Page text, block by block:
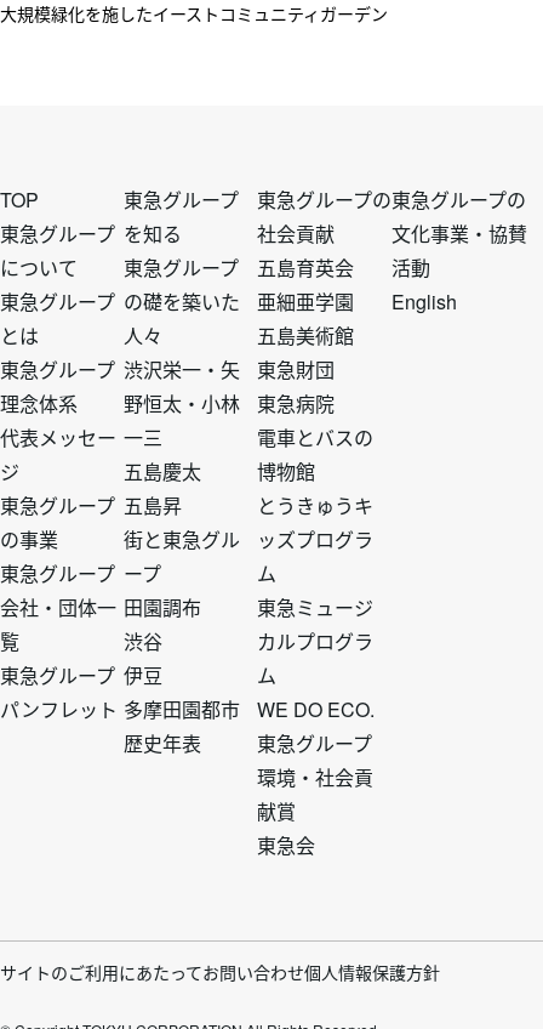
大規模緑化を施したイーストコミュニティガーデン
フ
ッ
タ
ー
ト
ッ
プ
1
TOP
東急グループ
について
東急グループ
とは
東急グループ
理念体系
代表メッセー
ジ
東急グループ
の事業
東急グループ
会社・団体一
覧
東急グループ
パンフレット
フ
ッ
タ
ー
ト
ッ
プ
2
東急グループ
を知る
東急グループ
の礎を築いた
人々
渋沢栄一・矢
野恒太・小林
一三
五島慶太
五島昇
街と東急グル
ープ
田園調布
渋谷
伊豆
多摩田園都市
歴史年表
フ
ッ
タ
ー
ト
ッ
プ
3
東急グループの
社会貢献
五島育英会
亜細亜学園
五島美術館
東急財団
東急病院
電車とバスの
博物館
とうきゅうキ
ッズプログラ
ム
東急ミュージ
カルプログラ
ム
WE DO ECO.
東急グループ
環境・社会貢
献賞
東急会
フ
ッ
東急グループの
文化事業・協賛
活動
English
フ
サイトのご利用にあたってお問い合わせ個人情報保護方針